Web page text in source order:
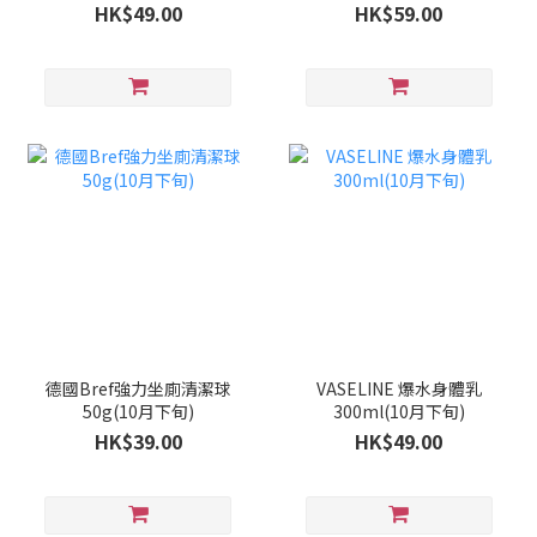
旬)
HK$49.00 HK$59.00
德國Bref強力坐廁清潔球
50g(10月下旬)
HK$39.00
VASELINE 爆水身體乳
300ml(10月下旬)
HK$49.00